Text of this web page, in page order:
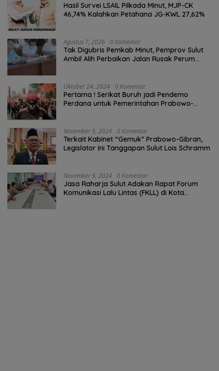
Hasil Survei LSAIL Pilkada Minut, MJP-CK
46,74% Kalahkan Petahana JG-KWL 27,62%
Agustus 7, 2026 0 Komentar
Tak Digubris Pemkab Minut, Pemprov Sulut
Ambil Alih Perbaikan Jalan Rusak Perum
Oktober 24, 2024 0 Komentar
Pertama ! Serikat Buruh jadi Pendemo
Perdana untuk Pemerintahan Prabowo-
November 9, 2024 0 Komentar
Terkait Kabinet “Gemuk” Prabowo-Gibran,
Legislator Ini Tanggapan Sulut Lois Schramm
November 9, 2024 0 Komentar
Jasa Raharja Sulut Adakan Rapat Forum
Komunikasi Lalu Lintas (FKLL) di Kota